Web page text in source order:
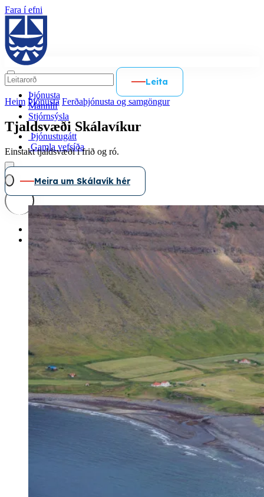
Fara í efni
Þjónusta
Mannlíf
Stjórnsýsla
Þjónustugátt
Gamla vefsíða
English
Polski
Þjónustugátt
Gamla vefsíða
Leita
Heim Þjónusta Ferðaþjónusta og samgöngur
Tjaldsvæði Skálavíkur
Einstakt tjaldsvæði í frið og ró.
Meira um Skálavík hér